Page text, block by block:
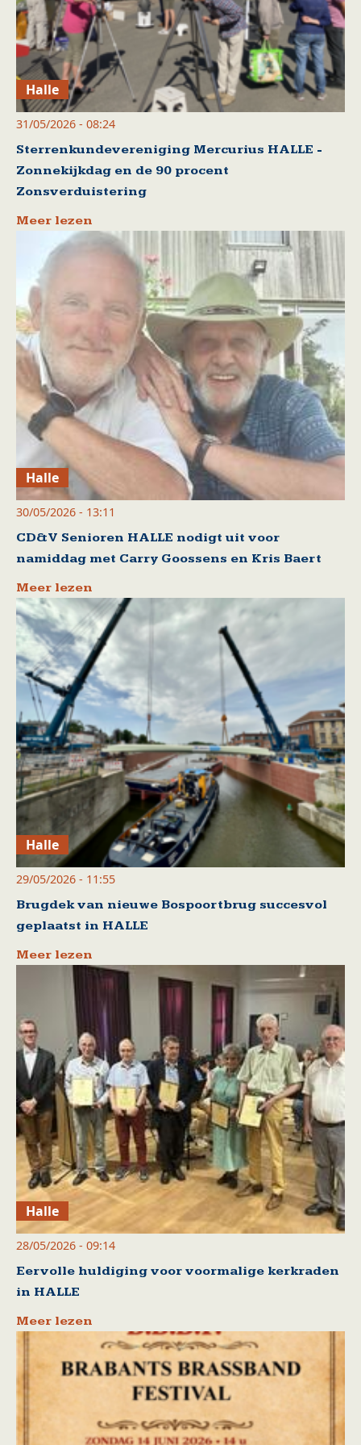
Halle
31/05/2026 - 08:24
Sterrenkundevereniging Mercurius HALLE -
Zonnekijkdag en de 90 procent
Zonsverduistering
Meer lezen
Halle
30/05/2026 - 13:11
CD&V Senioren HALLE nodigt uit voor
namiddag met Carry Goossens en Kris Baert
Meer lezen
Halle
29/05/2026 - 11:55
Brugdek van nieuwe Bospoortbrug succesvol
geplaatst in HALLE
Meer lezen
Halle
28/05/2026 - 09:14
Eervolle huldiging voor voormalige kerkraden
in HALLE
Meer lezen